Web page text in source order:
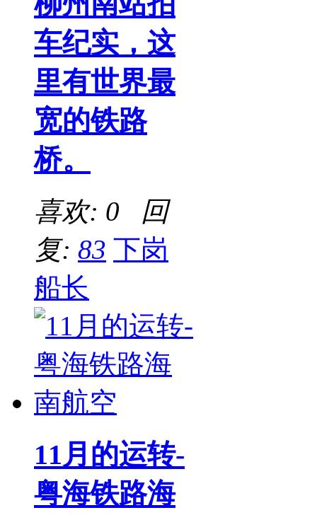
车纪实，这
里有世界最
宽的铁路
桥。
喜欢: 0 回
复: 83 下岗
船长
11月的运转-
粤海铁路海